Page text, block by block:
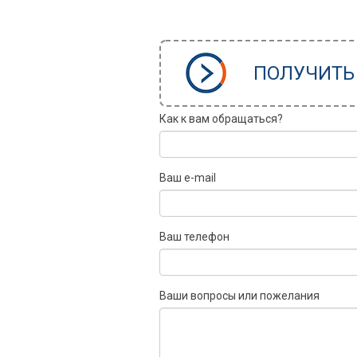
Как к вам обращаться?
Ваш e-mail
Ваш телефон
Ваши вопросы или пожелания